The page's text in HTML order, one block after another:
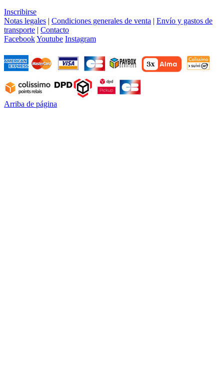
Inscribirse
Notas legales | Condiciones generales de venta | Envío y gastos de
transporte | Contacto
FacebookYoutube Instagram
Arriba de página